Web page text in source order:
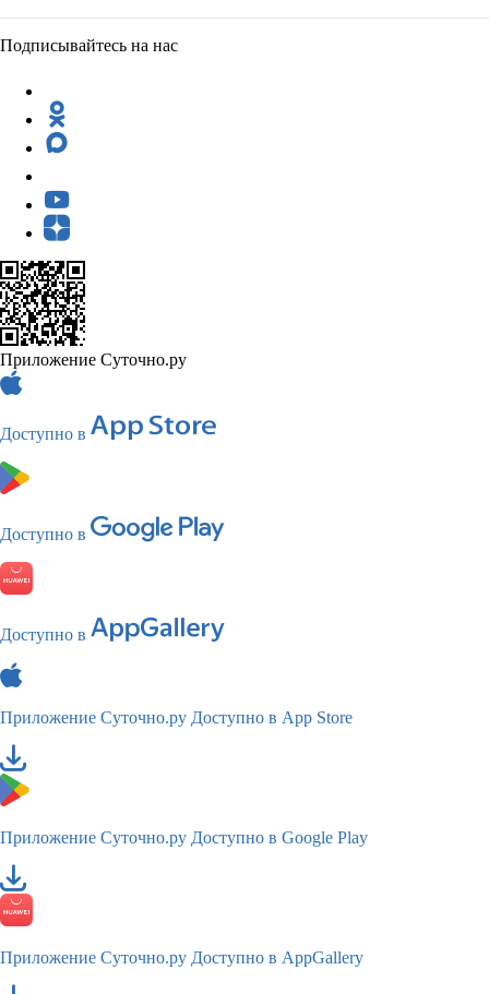
Подписывайтесь на нас
Приложение Суточно.ру
Доступно в
Доступно в
Доступно в
Приложение Суточно.ру Доступно в App Store
Приложение Суточно.ру Доступно в Google Play
Приложение Суточно.ру Доступно в AppGallery